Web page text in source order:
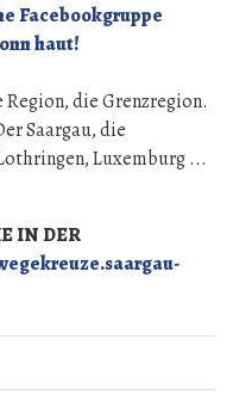
Facebookgruppe
haut!
die Grenzregion.
Saargau, die
Luxemburg ...
IN DER